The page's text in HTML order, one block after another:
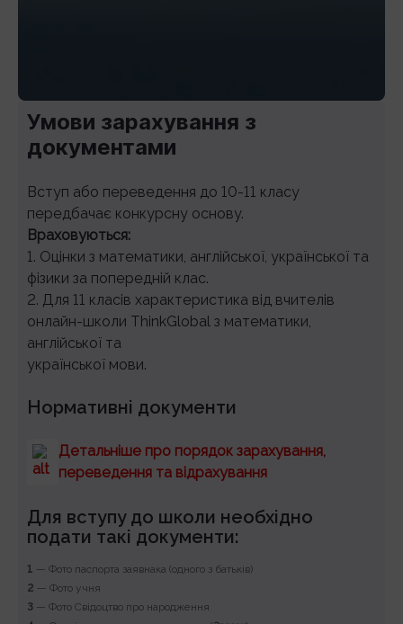
Умови зарахування з
документами
Вступ або переведення до 10-11 класу
передбачає конкурсну основу.
Враховуються:
1. Оцінки з математики, англійської, української та
фізики за попередній клас.
2. Для 11 класів характеристика від вчителів
онлайн-школи ThinkGlobal з математики,
англійської та
української мови.
Нормативні документи
Детальніше про порядок зарахування,
переведення та відрахування
Для вступу до школи необхідно
подати такі документи:
1 — Фото паспорта заявнака (одного з батьків)
2 — Фото учня
3 — Фото Свідоцтво про народження